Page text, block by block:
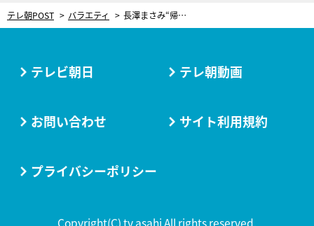
テレ朝POST バラエティ 長澤まさみ“帰れま10”参戦！木村拓哉は会いたかった芸人と対面も「怖い」
テレビ朝日 テレ朝動画
お問い合わせ サイト利用規約
プライバシーポリシー
Copyright(C) tv asahi All rights reserved.